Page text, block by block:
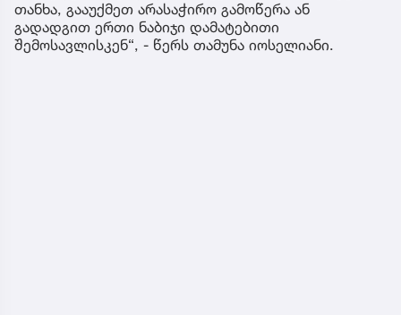
თანხა, გააუქმეთ არასაჭირო გამოწერა ან
გადადგით ერთი ნაბიჯი დამატებითი
შემოსავლისკენ“, - წერს თამუნა იოსელიანი.